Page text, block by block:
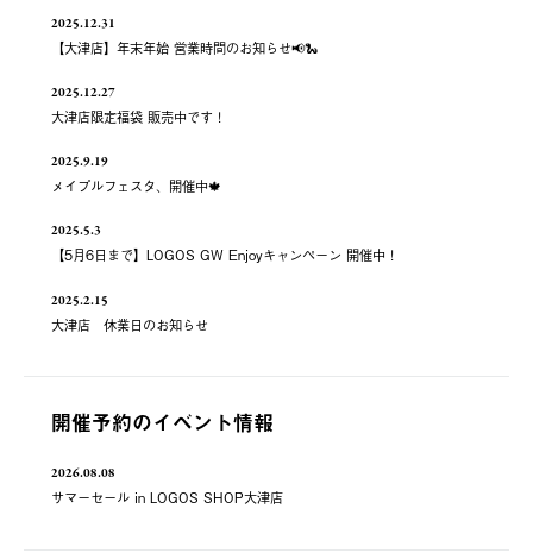
2025.12.31
【大津店】年末年始 営業時間のお知らせ📢🐍
2025.12.27
大津店限定福袋 販売中です！
2025.9.19
メイプルフェスタ、開催中🍁
2025.5.3
【5月6日まで】LOGOS GW Enjoyキャンペーン 開催中！
2025.2.15
大津店 休業日のお知らせ
開催予約のイベント情報
2026.08.08
サマーセール in LOGOS SHOP大津店